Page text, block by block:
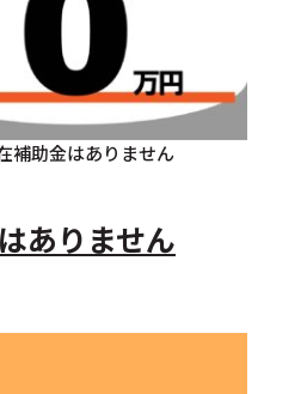
補助金はありません
ありません